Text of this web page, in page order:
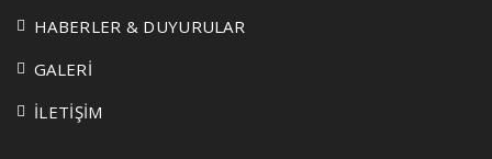
HABERLER & DUYURULAR
GALERİ
İLETİŞİM